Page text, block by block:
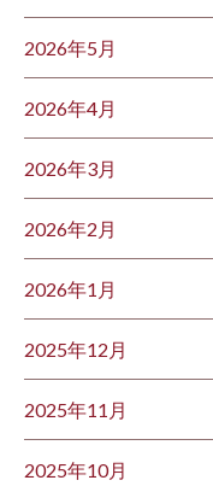
2026年5月
2026年4月
2026年3月
2026年2月
2026年1月
2025年12月
2025年11月
2025年10月